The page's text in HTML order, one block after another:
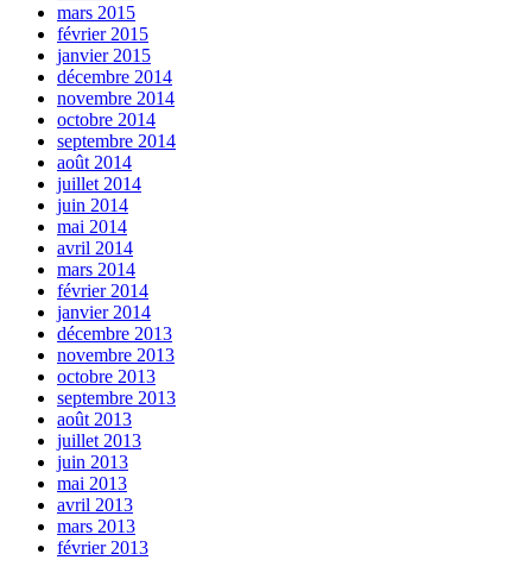
mars 2015
février 2015
janvier 2015
décembre 2014
novembre 2014
octobre 2014
septembre 2014
août 2014
juillet 2014
juin 2014
mai 2014
avril 2014
mars 2014
février 2014
janvier 2014
décembre 2013
novembre 2013
octobre 2013
septembre 2013
août 2013
juillet 2013
juin 2013
mai 2013
avril 2013
mars 2013
février 2013